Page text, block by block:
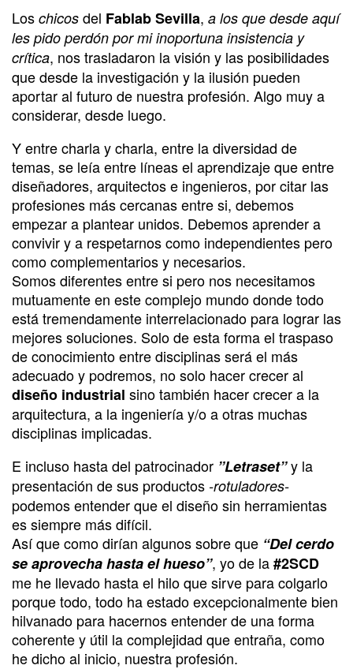
Los chicos del Fablab Sevilla, a los que desde aquí
les pido perdón por mi inoportuna insistencia y
crítica, nos trasladaron la visión y las posibilidades
que desde la investigación y la ilusión pueden
aportar al futuro de nuestra profesión. Algo muy a
considerar, desde luego.
Y entre charla y charla, entre la diversidad de
temas, se leía entre líneas el aprendizaje que entre
diseñadores, arquitectos e ingenieros, por citar las
profesiones más cercanas entre si, debemos
empezar a plantear unidos. Debemos aprender a
convivir y a respetarnos como independientes pero
como complementarios y necesarios.
Somos diferentes entre si pero nos necesitamos
mutuamente en este complejo mundo donde todo
está tremendamente interrelacionado para lograr las
mejores soluciones. Solo de esta forma el traspaso
de conocimiento entre disciplinas será el más
adecuado y podremos, no solo hacer crecer al
diseño industrial sino también hacer crecer a la
arquitectura, a la ingeniería y/o a otras muchas
disciplinas implicadas.
E incluso hasta del patrocinador ”Letraset”y la
presentación de sus productos -rotuladores-
podemos entender que el diseño sin herramientas
es siempre más difícil.
Así que como dirían algunos sobre que “Del cerdo
se aprovecha hasta el hueso”, yo de la#2SCD
me he llevado hasta el hilo que sirve para colgarlo
porque todo, todo ha estado excepcionalmente bien
hilvanado para hacernos entender de una forma
coherente y útil la complejidad que entraña, como
he dicho al inicio, nuestra profesión.